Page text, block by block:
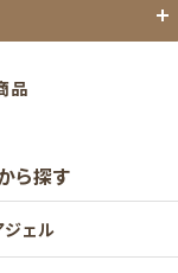
ェル
ジェルポリッシュ
品
ら探す
ジェル